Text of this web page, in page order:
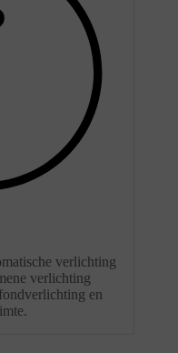
verlichting
verlichting
en